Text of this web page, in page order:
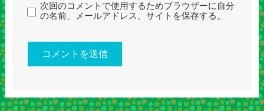
次回のコメントで使用するためブラウザーに自分
の名前、メールアドレス、サイトを保存する。